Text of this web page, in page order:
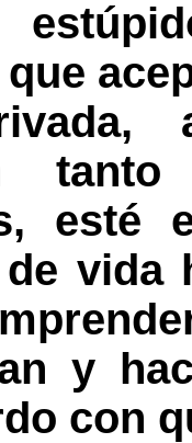
esté
vida
y
con